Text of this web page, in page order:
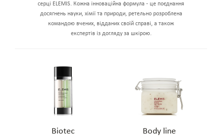
серці ELEMIS. Кожна інноваційна формула - це поєднання
досягнень науки, хімії та природи, ретельно розроблена
командою вчених, відданих своїй справі, а також
експертів із догляду за шкірою.
Biotec Body line